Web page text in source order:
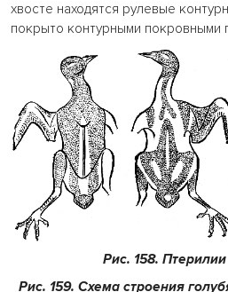
хвосте находятся рулевые
покрыто контурными покровными
Рис. 158.
Рис. 159. Схема строения